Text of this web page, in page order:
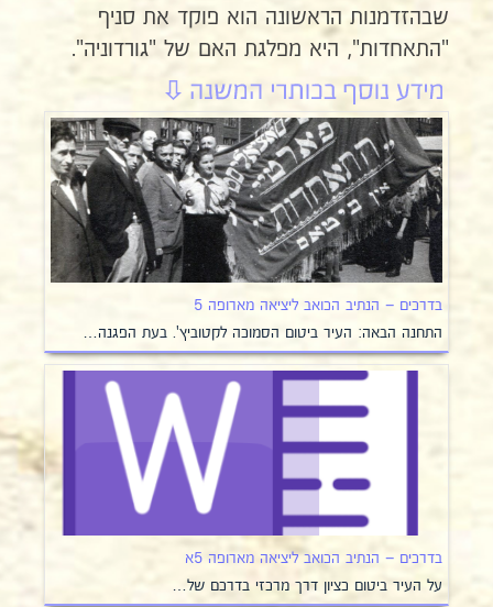
שבהזדמנות הראשונה הוא פוקד את סניף
"התאחדות", היא מפלגת האם של "גורדוניה".
בדרכים – הנתיב הכואב ליציאה מארופה 5
התחנה הבאה: העיר ביטום הסמוכה לקטוביץ'. בעת הפגנה…
בדרכים – הנתיב הכואב ליציאה מארופה 5א
על העיר ביטום כציון דרך מרכזי בדרכם של…